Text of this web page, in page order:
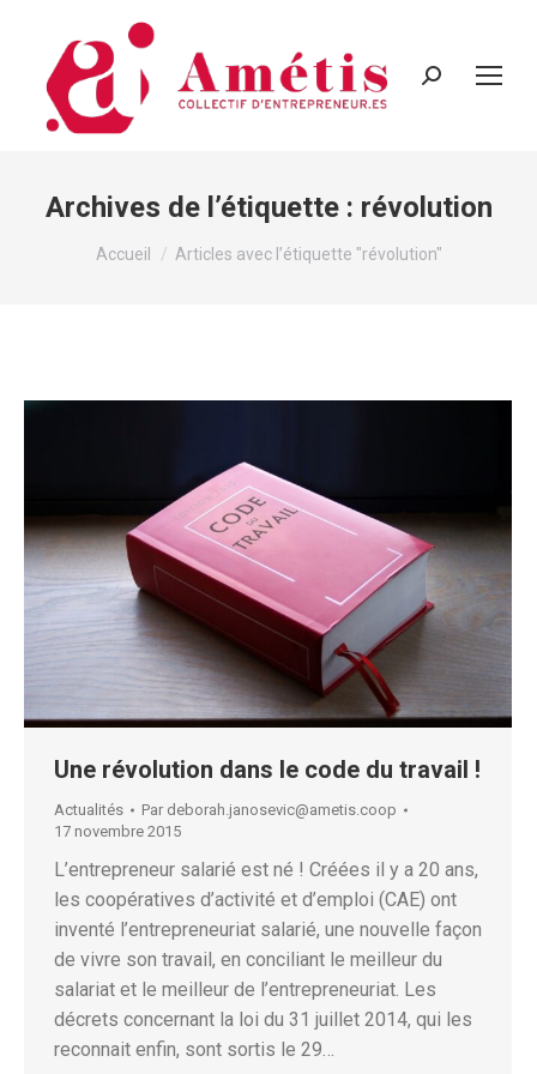
Recherche
Archives de l’étiquette : révolution
Vous êtes ici :
Accueil Articles avec l’étiquette "révolution"
Une révolution dans le code du travail !
Actualités Par deborah.janosevic@ametis.coop
17 novembre 2015
L’entrepreneur salarié est né ! Créées il y a 20 ans,
les coopératives d’activité et d’emploi (CAE) ont
inventé l’entrepreneuriat salarié, une nouvelle façon
de vivre son travail, en conciliant le meilleur du
salariat et le meilleur de l’entrepreneuriat. Les
décrets concernant la loi du 31 juillet 2014, qui les
reconnait enfin, sont sortis le 29…